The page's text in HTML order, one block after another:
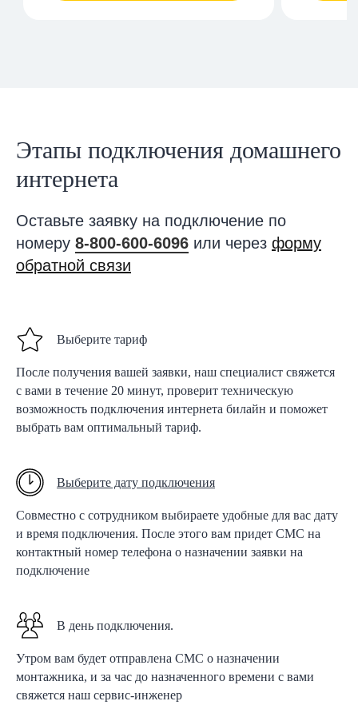
Этапы подключения домашнего
интернета
Оставьте заявку на подключение по
номеру 8-800-600-6096 или через форму
обратной связи
Выберите тариф
После получения вашей заявки, наш специалист свяжется
с вами в течение 20 минут, проверит техническую
возможность подключения интернета билайн и поможет
выбрать вам оптимальный тариф.
Выберите дату подключения
Совместно с сотрудником выбираете удобные для вас дату
и время подключения. После этого вам придет СМС на
контактный номер телефона о назначении заявки на
подключение
В день подключения.
Утром вам будет отправлена СМС о назначении
монтажника, и за час до назначенного времени с вами
свяжется наш сервис-инженер